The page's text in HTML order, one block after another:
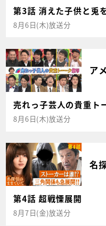
第3話 消えた子供と兎
8月6日(木)放送分
ア
売れっ子芸人の貴重ト
8月6日(木)放送分
名
第4話 超戦慄展開
8月7日(金)放送分